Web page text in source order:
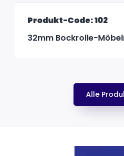
Produkt-Code: 102
32mm Bockrolle-
Alle